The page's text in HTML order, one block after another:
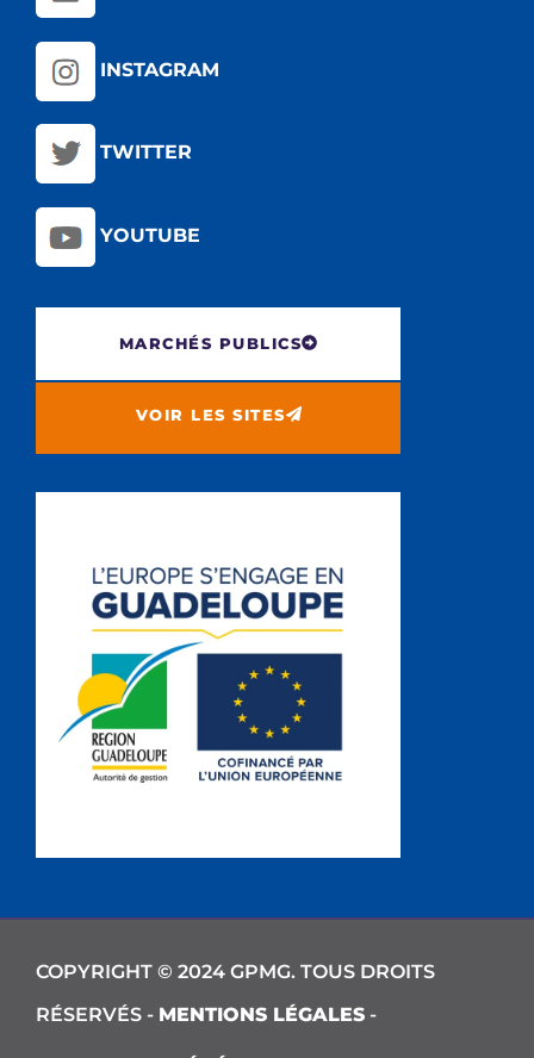
INSTAGRAM
TWITTER
YOUTUBE
MARCHÉS PUBLICS
VOIR LES SITES
COPYRIGHT © 2024 GPMG. TOUS DROITS
RÉSERVÉS - MENTIONS LÉGALES -